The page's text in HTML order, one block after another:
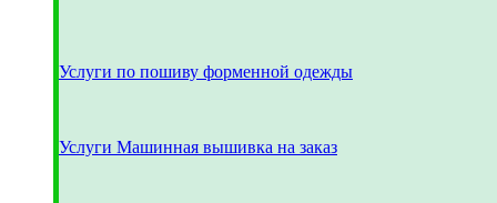
Услуги по пошиву форменной одежды
Услуги Машинная вышивка на заказ